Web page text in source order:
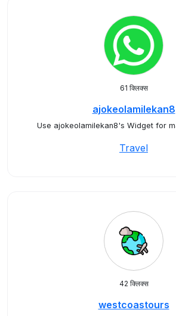
61 क्लिक्स
ajokeolamilekan8
Use ajokeolamilekan8's Widget for
Travel
42 क्लिक्स
westcoastours